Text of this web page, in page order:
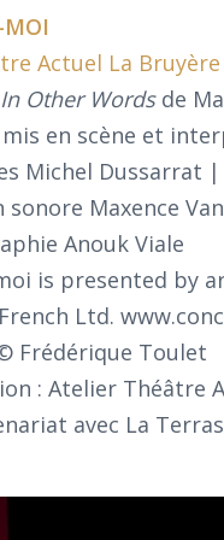
Actuel La Bruyère
In Other Wordsde
en scène et
Michel Dussarrat
sonore Maxence
Anouk Viale
is presented by
Ltd.
Frédérique Toulet
: Atelier Théâtre
avec La